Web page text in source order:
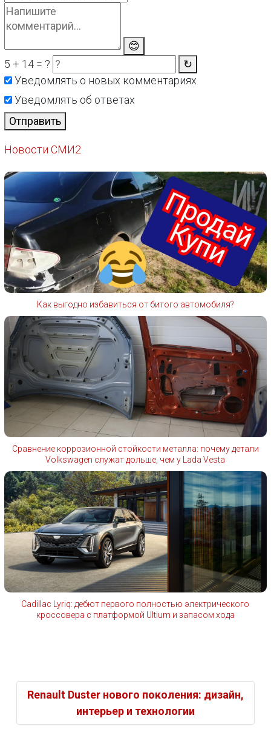
😊
5 + 14 = ?
↻
Уведомлять о новых комментариях
Уведомлять об ответах
Отправить
Новости СМИ2
Как выгодно избавиться от битого автомобиля?
Сравнение коррозионной стойкости металла: почему детали
Volkswagen служат дольше, чем у Lada Vesta
Cadillac Lyriq: дебют первого полностью электрического
кроссовера с платформой Ultium и запасом хода
Renault Duster нового поколения: дизайн,
интерьер и технологии